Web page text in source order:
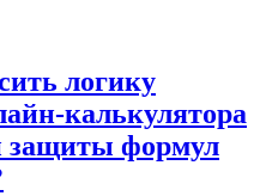
логику
калькулятора
защиты формул